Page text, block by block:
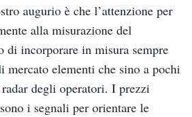
augurio è che l’attenzione per
alla misurazione del
di incorporare in misura sempre
mercato elementi che sino a pochi
degli operatori. I prezzi
i segnali per orientare le